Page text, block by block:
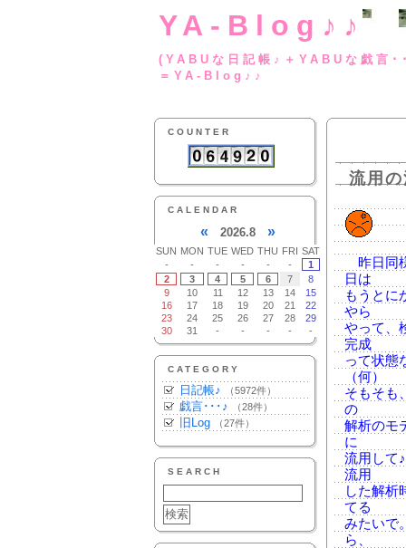
YA-Blog♪♪
(YABUな日記帳♪
＝YA-Blog♪♪
COUNTER
CALENDAR
« 2026.8 »
SUN MON TUE WED THU FRI SAT
-
- - - - -
1
2
3 4 5 6 7
8
9
10 11 12 13 14
15
16
17 18 19 20 21
22
23
24 25 26 27 28
29
30
31 - - - - -
CATEGORY
日記帳♪ （5972件）
戯言･･･♪ （28件）
旧Log （27件）
SEARCH
流用
昨日同
日は
もうとに
やら
やって、
完成
って状態
（何）
そもそも
の
解析のモ
に
流用して
流用
した解析
てる
みたいで
ら、